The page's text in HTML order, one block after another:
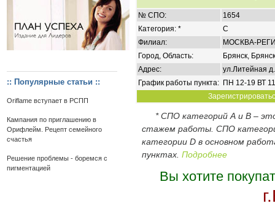
:: Популярные статьи ::
Oriflame вступает в РСПП
Кампания по приглашению в
Орифлейм. Рецепт семейного
счастья
Решение проблемы - боремся с
пигментацией
№ СПО:
1654
Категория: *
C
Филиал:
МОСКВА-
Город, Область:
Брянск,
Адрес:
ул.Литейная
График работы пункта: ПН 12-19 ВТ
* СПО категорий А и В –
стажем работы. СПО
категории D в основном
пунктах. Подробнее
Вы хотите